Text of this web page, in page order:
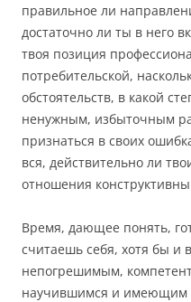
правильное ли
достаточно ли ты в него
твоя позиция
потребительской,
обстоятельств, в какой
ненужным, избыточным
признаться в своих
вся, действительно ли
отношения
Время, дающее понять,
считаешь себя, хотя бы и
непогрешимым,
научившимся и имеющим